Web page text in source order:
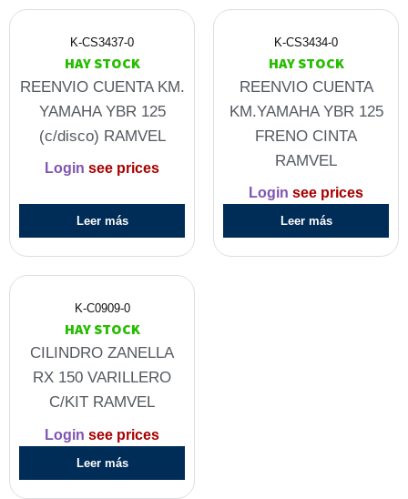
K-CS3437-0
HAY STOCK
REENVIO CUENTA KM.
YAMAHA YBR 125
(c/disco) RAMVEL
Login see prices
Leer más
K-CS3434-0
HAY STOCK
REENVIO CUENTA
KM.YAMAHA YBR 125
FRENO CINTA
RAMVEL
Login see prices
Leer más
K-C0909-0
HAY STOCK
CILINDRO ZANELLA
RX 150 VARILLERO
C/KIT RAMVEL
Login see prices
Leer más